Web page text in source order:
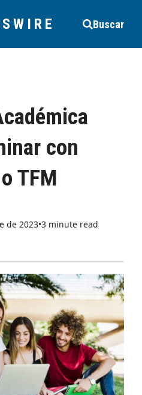
Buscar
con
TFM
de 2023•3 minute read